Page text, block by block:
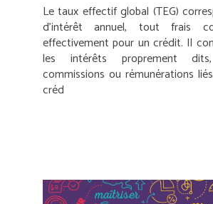
Le taux effectif global (TEG)
d’intérêt annuel, tout frais
effectivement pour un crédit. Il
les intérêts proprement
commissions ou rémunérations
créd